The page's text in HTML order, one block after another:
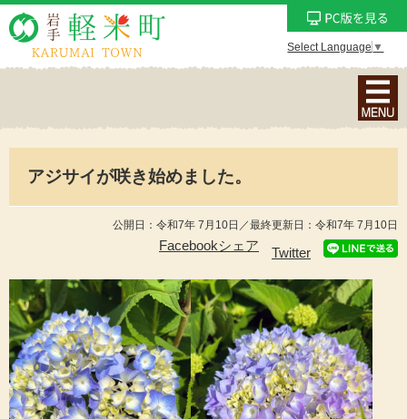
Select Language ▼
ナ
ビ
ン
メ
ュ
ー
を
表
示
アジサイが咲き始めました。
公開日：令和7年 7月10日／最終更新日：令和7年 7月10日
Facebookシェア Twitter